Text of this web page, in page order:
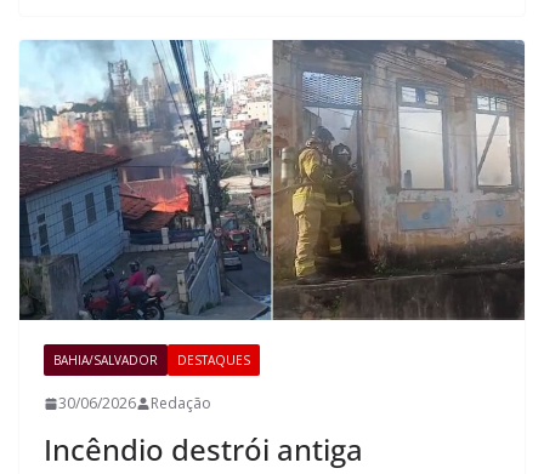
BAHIA/SALVADOR DESTAQUES
30/06/2026 Redação
Incêndio destrói antiga